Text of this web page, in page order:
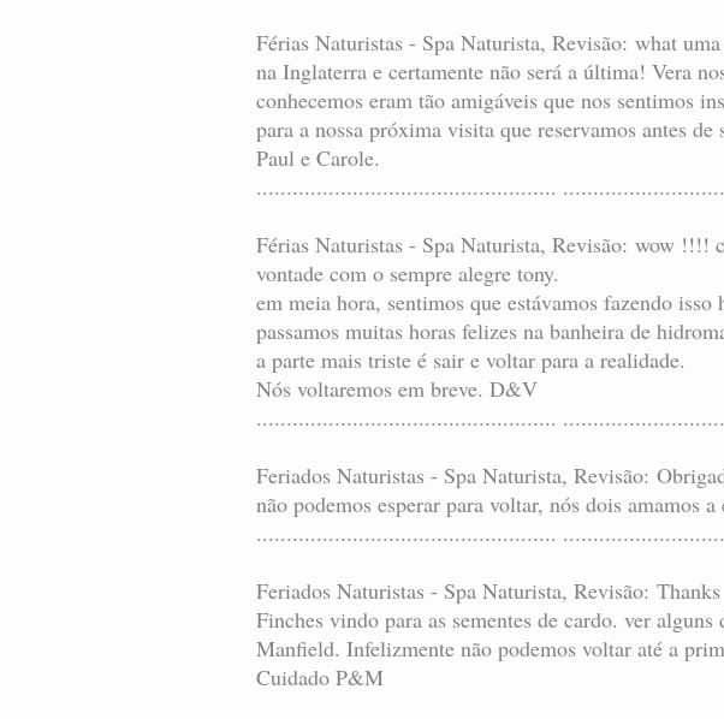
Férias Naturistas - Spa Naturista, Revisão: what
na Inglaterra e certamente não será a última! Vera
conhecemos eram tão amigáveis que nos sentimos
para a nossa próxima visita que reservamos antes de
Paul e Carole.
..................................................
Férias Naturistas - Spa Naturista, Revisão: wow !!!!
vontade com o sempre alegre tony.
em meia hora, sentimos que estávamos fazendo
passamos muitas horas felizes na banheira de
a parte mais triste é sair e voltar para a realidade.
Nós voltaremos em breve. D&V
..................................................
Feriados Naturistas - Spa Naturista, Revisão:
não podemos esperar para voltar, nós dois amamos a
..................................................
Feriados Naturistas - Spa Naturista, Revisão:
Finches vindo para as sementes de cardo. ver
Manfield. Infelizmente não podemos voltar até a
Cuidado P&M